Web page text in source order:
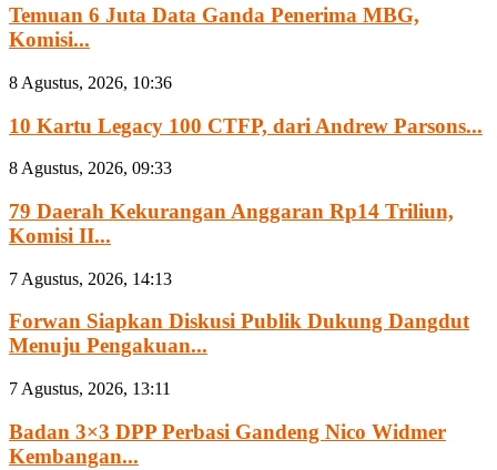
Temuan 6 Juta Data Ganda Penerima MBG,
Komisi...
8 Agustus, 2026, 10:36
10 Kartu Legacy 100 CTFP, dari Andrew Parsons...
8 Agustus, 2026, 09:33
79 Daerah Kekurangan Anggaran Rp14 Triliun,
Komisi II...
7 Agustus, 2026, 14:13
Forwan Siapkan Diskusi Publik Dukung Dangdut
Menuju Pengakuan...
7 Agustus, 2026, 13:11
Badan 3×3 DPP Perbasi Gandeng Nico Widmer
Kembangan...